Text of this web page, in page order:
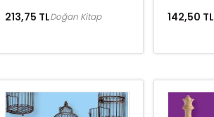
213,75 TLDoğan Kitap 142,50 TL